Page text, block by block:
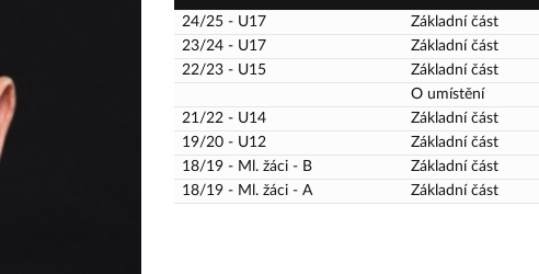
24/25 - U17 Základní část
23/24 - U17
Základní část
22/23 - U15
Základní část
O umístění
21/22 - U14
Základní část
19/20 - U12
Základní část
18/19 - Ml. žáci - B
Základní část
18/19 - Ml. žáci - A
Základní část